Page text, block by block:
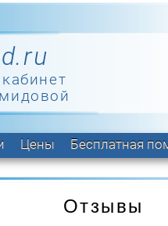
Цены Бесплатная
Отзывы